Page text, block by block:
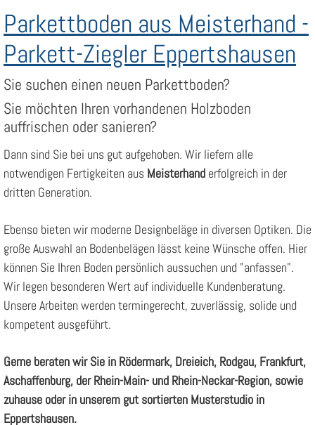
Parkettboden aus Meisterhand -
Parkett-Ziegler Eppertshausen
Sie suchen einen neuen Parkettboden?
Sie möchten Ihren vorhandenen Holzboden
auffrischen oder sanieren?
Dann sind Sie bei uns gut aufgehoben. Wir liefern alle
notwendigen Fertigkeiten aus Meisterhand erfolgreich in der
dritten Generation.
Ebenso bieten wir moderne Designbeläge in diversen Optiken. Die
große Auswahl an Bodenbelägen lässt keine Wünsche offen. Hier
können Sie Ihren Boden persönlich aussuchen und "anfassen".
Wir legen besonderen Wert auf individuelle Kundenberatung.
Unsere Arbeiten werden termingerecht, zuverlässig, solide und
kompetent ausgeführt.
Gerne beraten wir Sie in Rödermark, Dreieich, Rodgau, Frankfurt,
Aschaffenburg, der Rhein-Main- und Rhein-Neckar-Region, sowie
zuhause oder in unserem gut sortierten Musterstudio in
Eppertshausen.